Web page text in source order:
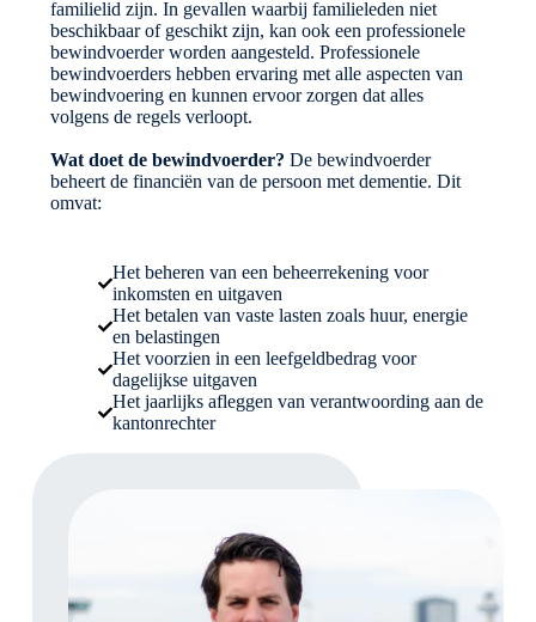
familielid zijn. In gevallen waarbij familieleden niet
beschikbaar of geschikt zijn, kan ook een professionele
bewindvoerder worden aangesteld. Professionele
bewindvoerders hebben ervaring met alle aspecten van
bewindvoering en kunnen ervoor zorgen dat alles
volgens de regels verloopt.
Wat doet de bewindvoerder? De bewindvoerder
beheert de financiën van de persoon met dementie. Dit
omvat:
Het beheren van een beheerrekening voor
inkomsten en uitgaven
Het betalen van vaste lasten zoals huur, energie
en belastingen
Het voorzien in een leefgeldbedrag voor
dagelijkse uitgaven
Het jaarlijks afleggen van verantwoording aan de
kantonrechter